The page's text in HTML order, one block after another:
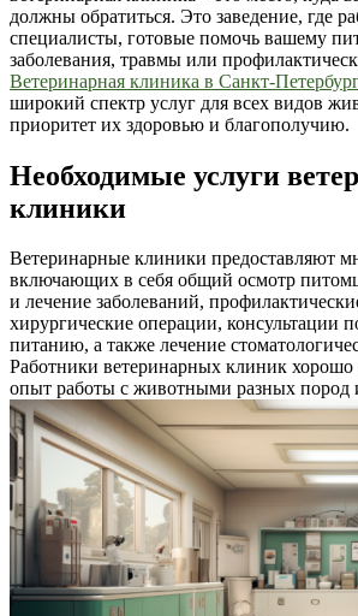
должны обратиться. Это заведение, где
специалисты, готовые помочь вашему
заболевания, травмы или
Ветеринарная клиника в Санкт-
широкий спектр услуг для всех видов
приоритет их здоровью и благополучию.
Необходимые услуги
клиники
Ветеринарные клиники предоставляют
включающих в себя общий осмотр
и лечение заболеваний,
хирургические операции, консультации
питанию, а также лечение
Работники ветеринарных клиник
опыт работы с животными разных пород